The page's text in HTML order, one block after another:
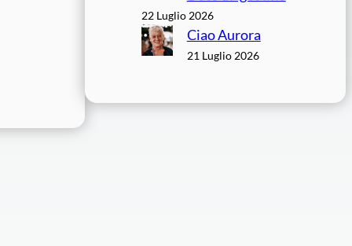
22 Luglio 2026
Ciao Aurora
21 Luglio 2026